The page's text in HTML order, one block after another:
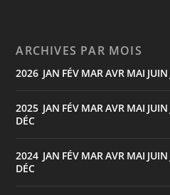
ARCHIVES PAR MOIS
2026 JAN FÉV MARAVR MAI JUIN
2025 JAN FÉV MARAVR MAI JUIN
DÉC
2024 JAN FÉV MARAVR MAI JUIN
DÉC